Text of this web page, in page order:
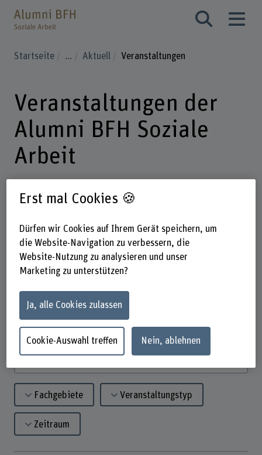
Startseite ... Aktuell Veranstaltungen
Veranstaltungen der
Alumni BFH Soziale
Arbeit
Der Alumniverein BFH Soziale Arbeit
bietet zahlreiche Events, von
Fachvorträgen bis zu Netzwerktreffen.
Hier finden Sie alle Veranstaltungen –
perfekt, um Kontakte zu knüpfen, sich
weiterzubilden und die Verbindung zur
BFH zu pflegen.
Suchbegriff eingeben
Fachgebiete Veranstaltungstyp
Zeitraum
Erst mal Cookies 🍪
Dürfen wir Cookies auf Ihrem Gerät speichern, um
die Website-Navigation zu verbessern, die
Website-Nutzung zu analysieren und unser
Marketing zu unterstützen?
Ja, alle Cookies zulassen
Cookie-Auswahl treffen Nein, ablehnen